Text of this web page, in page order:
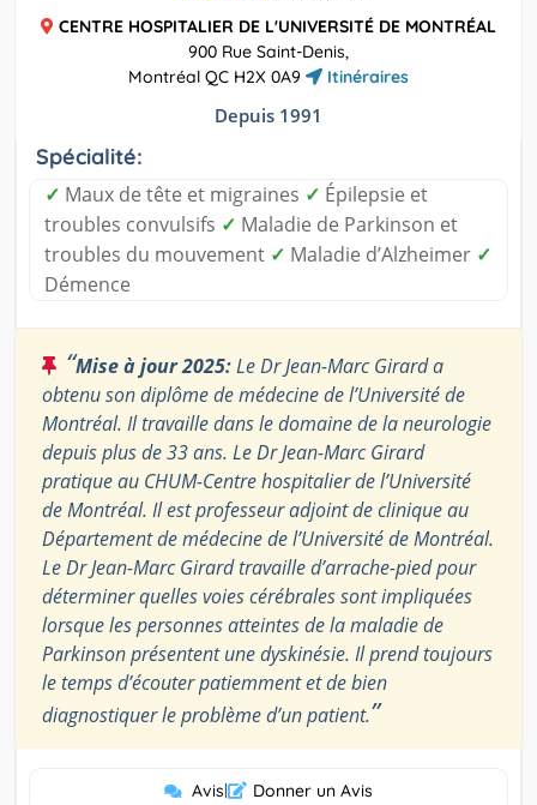
CENTRE HOSPITALIER DE L'UNIVERSITÉ DE MONTRÉAL
900 Rue Saint-Denis,
Montréal QC H2X 0A9
Itinéraires
Depuis 1991
Spécialité:
✓ Maux de tête et migraines ✓ Épilepsie et
troubles convulsifs ✓ Maladie de Parkinson et
troubles du mouvement ✓ Maladie d’Alzheimer ✓
Démence
“Mise à jour 2025:Le Dr Jean-Marc Girard a
obtenu son diplôme de médecine de l’Université de
Montréal. Il travaille dans le domaine de la neurologie
depuis plus de 33 ans. Le Dr Jean-Marc Girard
pratique au CHUM-Centre hospitalier de l’Université
de Montréal. Il est professeur adjoint de clinique au
Département de médecine de l’Université de Montréal.
Le Dr Jean-Marc Girard travaille d’arrache-pied pour
déterminer quelles voies cérébrales sont impliquées
lorsque les personnes atteintes de la maladie de
Parkinson présentent une dyskinésie. Il prend toujours
le temps d’écouter patiemment et de bien
diagnostiquer le problème d’un patient.”
Avis| Donner un Avis